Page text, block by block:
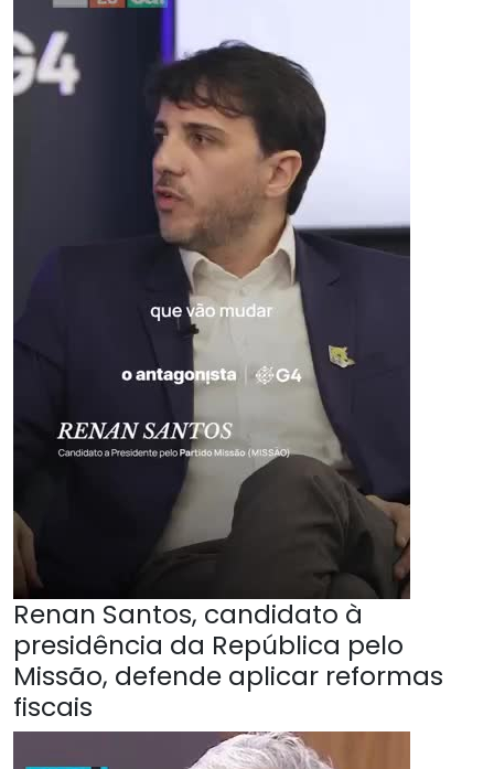
Renan Santos, candidato à
presidência da República pelo
Missão, defende aplicar reformas
fiscais